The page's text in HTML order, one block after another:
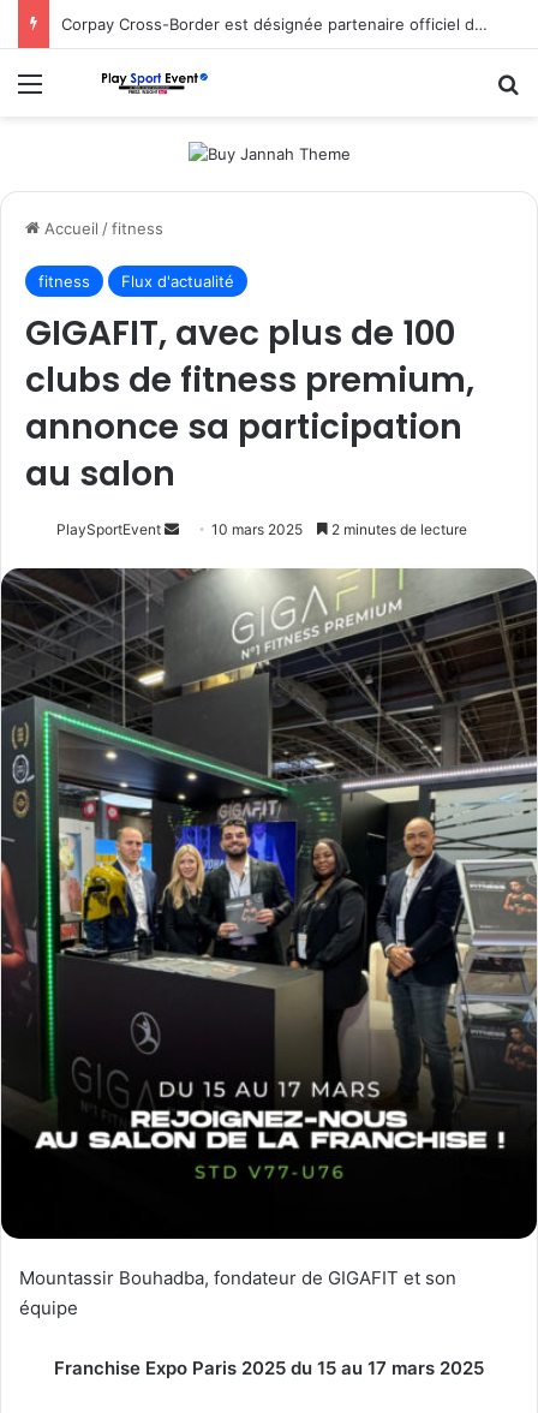
Corpay Cross-Border est désignée partenaire officiel de change d’Ultimate Sevens
Menu
Accueil /fitness
fitness Flux d'actualité
GIGAFIT, avec plus de 100
clubs de fitness premium,
annonce sa participation
au salon
PlaySportEvent
Envoyer10 mars 2025 2 minutes de lecture
Mountassir Bouhadba, fondateur de GIGAFIT et son
équipe
Franchise Expo Paris 2025 du 15 au 17 mars 2025